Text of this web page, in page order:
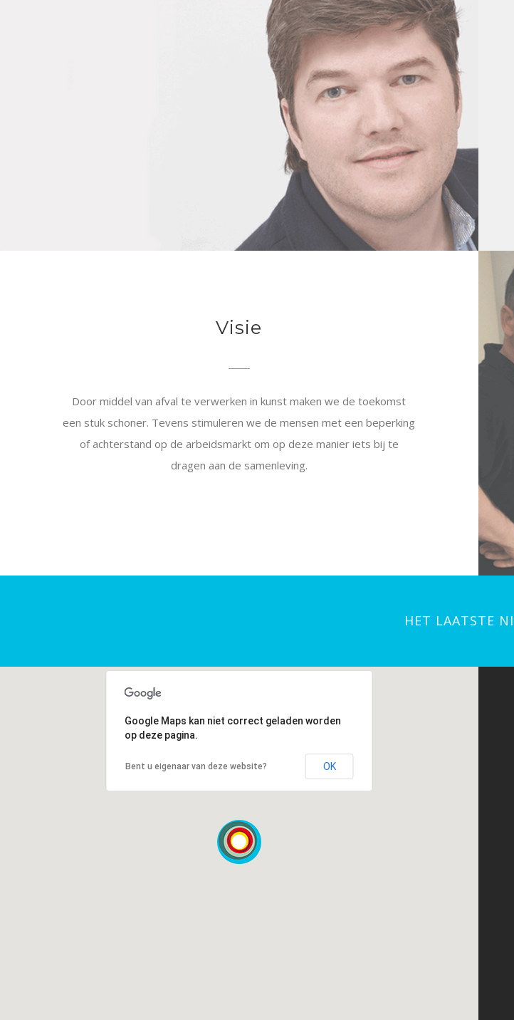
Visie
Door middel van afval te verwerken in kunst maken we de toekomst
een stuk schoner. Tevens stimuleren we de mensen met een beperking
of achterstand op de arbeidsmarkt om op deze manier iets bij te
dragen aan de samenleving.
HET LAATSTE
Google Maps kan niet correct geladen worden
op deze pagina.
Bent u eigenaar van deze website? OK